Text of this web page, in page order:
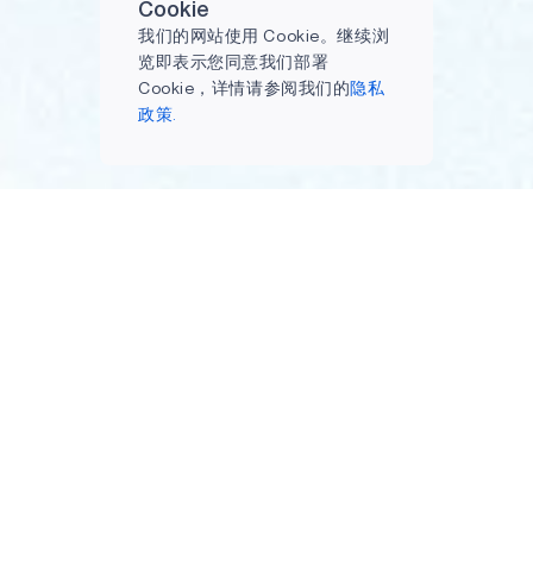
Cookie
我们的网站使用 Cookie。继续浏
览即表示您同意我们部署
Cookie，详情请参阅我们的隐私
政策.